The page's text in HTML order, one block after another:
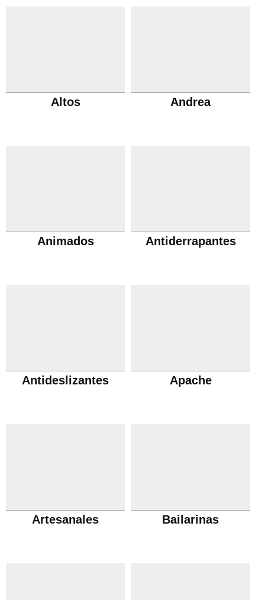
Altos Andrea
Animados Antiderrapantes
Antideslizantes Apache
Artesanales Bailarinas